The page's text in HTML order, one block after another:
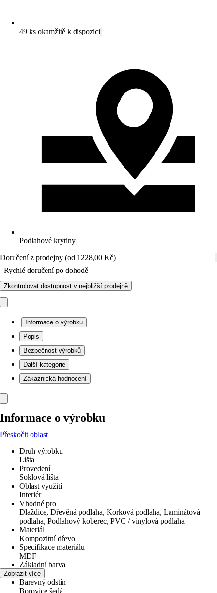
49 ks okamžitě k dispozici
Podlahové krytiny
Doručení z prodejny (od 1228,00 Kč)
Rychlé doručení po dohodě
Zkontrolovat dostupnost v nejbližší prodejně
Informace o výrobku
Popis
Bezpečnost výrobků
Další kategorie
Zákaznická hodnocení
Informace o výrobku
Přeskočit oblast
Druh výrobku
Lišta
Provedení
Soklová lišta
Oblast využití
Interiér
Vhodné pro
Dlaždice, Dřevěná podlaha, Korková podlaha, Laminátová
podlaha, Podlahový koberec, PVC / vinylová podlaha
Materiál
Kompozitní dřevo
Specifikace materiálu
MDF
Základní barva
Dřevo
Barevný odstín
Borovice šedá
Zobrazit více